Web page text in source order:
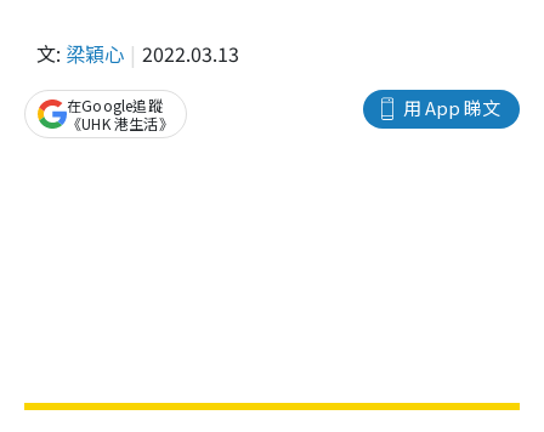
文: 梁穎心 2022.03.13
用 App 睇文
在Google追蹤
《UHK 港生活》